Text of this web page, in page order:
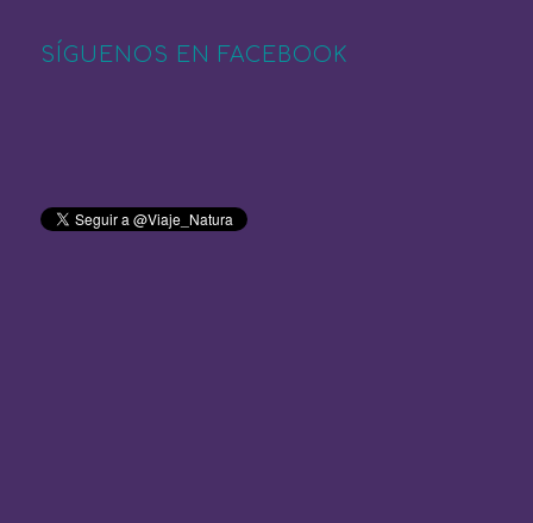
SÍGUENOS EN FACEBOOK